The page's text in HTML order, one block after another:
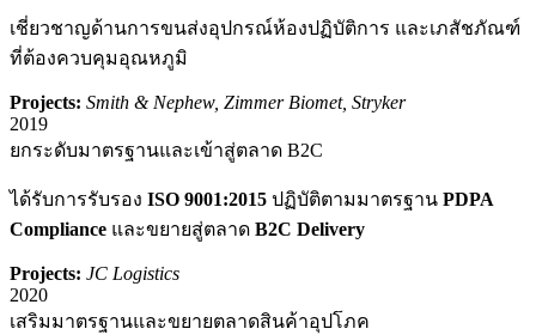
เชี่ยวชาญด้านการขนส่งอุปกรณ์ห้องปฏิบัติการ และเภสัชภัณฑ์
ที่ต้องควบคุมอุณหภูมิ
Projects: Smith & Nephew, Zimmer Biomet, Stryker
2019
ยกระดับมาตรฐานและเข้าสู่ตลาด B2C
ได้รับการรับรอง ISO 9001:2015 ปฏิบัติตามมาตรฐาน PDPA
Compliance และขยายสู่ตลาด B2C Delivery
Projects: JC Logistics
2020
เสริมมาตรฐานและขยายตลาดสินค้าอุปโภค